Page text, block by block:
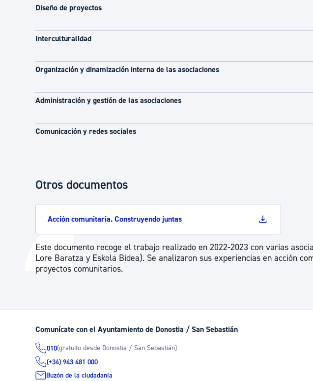
Diseño de proyectos
Interculturalidad
Organización y dinamización interna de las asociaciones
Administración y gestión de las asociaciones
Comunicación y redes sociales
Otros documentos
Acción comunitaria. Construyendo juntas
Este documento recoge el trabajo realizado en 2022-2023 con varias
Lore Baratza y Eskola Bidea). Se analizaron sus experiencias en acción
proyectos comunitarios.
Comunícate con el Ayuntamiento de Donostia / San Sebastián
010(gratuito desde Donostia / San Sebastián)
(+34) 943 481 000
Buzón de la ciudadanía